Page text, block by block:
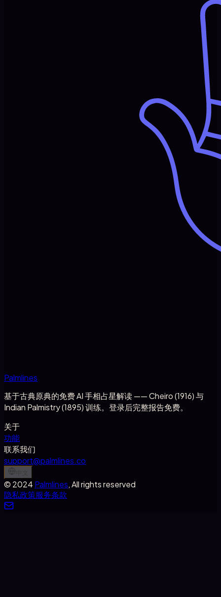
Palmlines
基于古典原典的免费 AI 手相占星解读 —— Cheiro (1916) 与
Indian Palmistry (1895) 训练。登录后完整报告免费。
关于
功能
联系我们
support@palmlines.co
© 2024 Palmlines, All rights reserved
隐私政策服务条款